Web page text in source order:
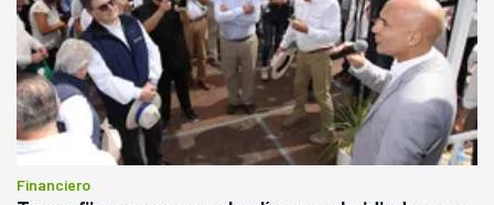
Financiero